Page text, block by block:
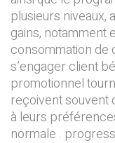
plusieurs niveaux,
gains, notamment
consommation de
s’engager client
promotionnel
reçoivent souvent
à leurs
normale .